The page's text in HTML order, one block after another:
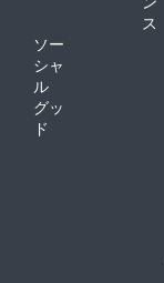
ス
ソー
シャ
ル
グッ
ド